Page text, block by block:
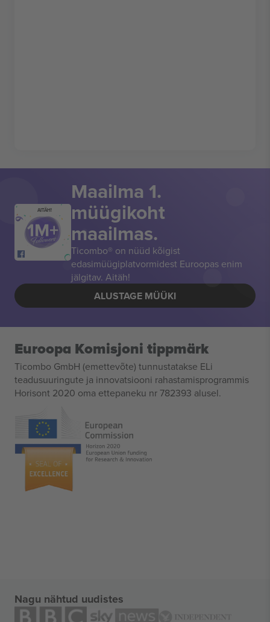
AITÄH!
Maailma 1.
müügikoht
maailmas.
Ticombo® on nüüd kõigist
edasimüügiplatvormidest Euroopas enim
jälgitav. Aitäh!
ALUSTAGE MÜÜKI
Euroopa Komisjoni tippmärk
Ticombo GmbH (emettevõte) tunnustatakse ELi
teadusuuringute ja innovatsiooni rahastamisprogrammis
Horisont 2020 oma ettepaneku nr 782393 alusel.
Nagu nähtud uudistes